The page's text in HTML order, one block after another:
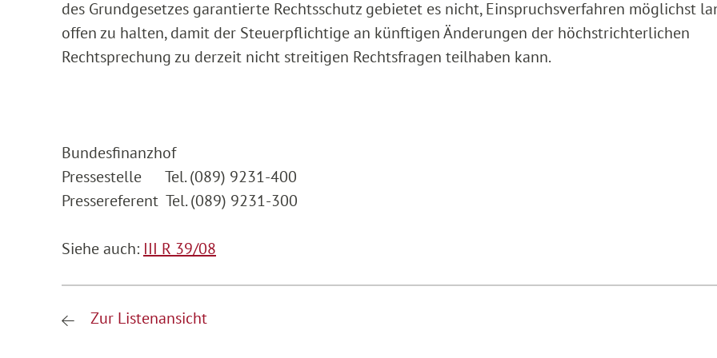
des Grundgesetzes garantierte Rechtsschutz gebietet es nicht, Einspruchsverfahren möglichst
offen zu halten, damit der Steuerpflichtige an künftigen Änderungen der höchstrichterlichen
Rechtsprechung zu derzeit nicht streitigen Rechtsfragen teilhaben kann.
Bundesfinanzhof
Pressestelle Tel. (089) 9231-400
Pressereferent Tel. (089) 9231-300
Siehe auch: III R 39/08
Zur Listenansicht